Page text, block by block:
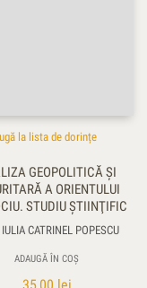
la lista de dorințe
GEOPOLITICĂ ŞI
A ORIENTULUI
STUDIU ŞTIINŢIFIC
CATRINEL POPESCU
ADAUGĂ ÎN COȘ